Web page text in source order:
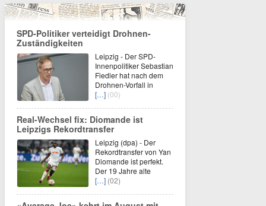
SPD-Politiker verteidigt Drohnen-
Zuständigkeiten
Leipzig - Der SPD-
Innenpolitiker Sebastian
Fiedler hat nach dem
Drohnen-Vorfall in
[…] (00)
Real-Wechsel fix: Diomande ist
Leipzigs Rekordtransfer
Leipzig (dpa) - Der
Rekordtransfer von Yan
Diomande ist perfekt.
Der 19 Jahre alte
[…] (02)